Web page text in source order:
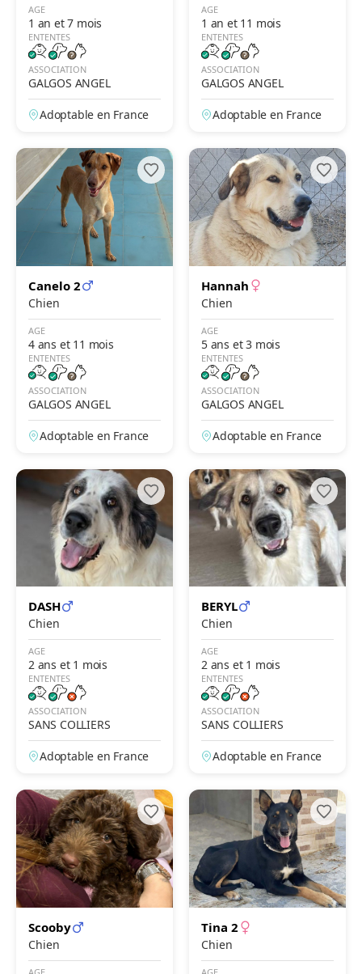
AGE
1 an et 7 mois
ENTENTES
ASSOCIATION
GALGOS ANGEL
Adoptable en France
AGE
1 an et 11 mois
ENTENTES
ASSOCIATION
GALGOS ANGEL
Adoptable en France
Canelo 2
Chien
AGE
4 ans et 11 mois
ENTENTES
ASSOCIATION
GALGOS ANGEL
Adoptable en France
Hannah
Chien
AGE
5 ans et 3 mois
ENTENTES
ASSOCIATION
GALGOS ANGEL
Adoptable en France
DASH
Chien
AGE
2 ans et 1 mois
ENTENTES
ASSOCIATION
SANS COLLIERS
Adoptable en France
BERYL
Chien
AGE
2 ans et 1 mois
ENTENTES
ASSOCIATION
SANS COLLIERS
Adoptable en France
Scooby
Chien
Tina 2
Chien